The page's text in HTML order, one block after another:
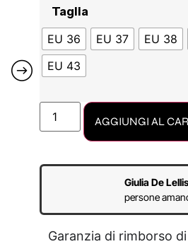
Taglia
EU 36
EU 37 EU 38
EU 43
AGGIUNGI AL
Giulia De
persone
Garanzia di rimborso